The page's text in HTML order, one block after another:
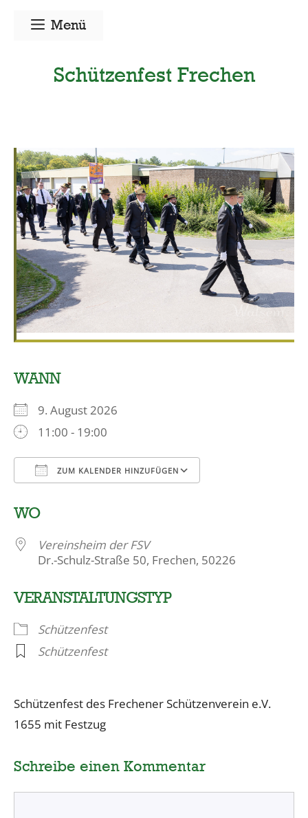
Menü
Schützenfest Frechen
WANN
9. August 2026
11:00 - 19:00
ZUM KALENDER HINZUFÜGEN
WO
Vereinsheim der FSV
Dr.-Schulz-Straße 50, Frechen, 50226
VERANSTALTUNGSTYP
Schützenfest
Schützenfest
Schützenfest des Frechener Schützenverein e.V.
1655 mit Festzug
Schreibe einen Kommentar